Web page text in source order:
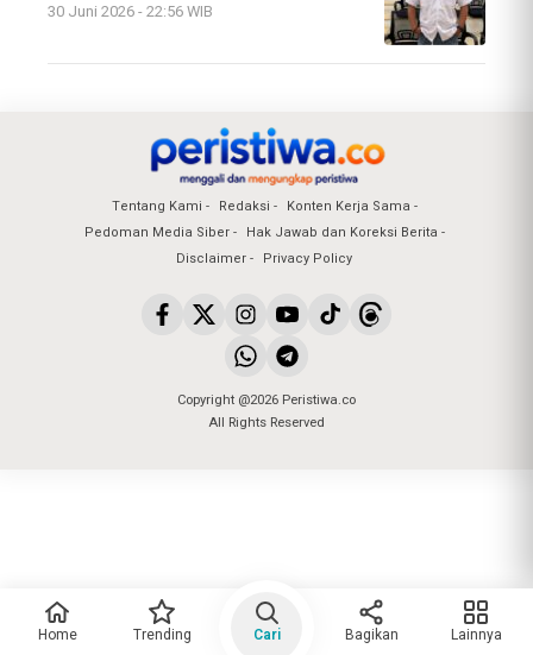
30 Juni 2026 - 22:56 WIB
Tentang Kami Redaksi
Konten Kerja Sama
Pedoman Media Siber
Hak Jawab dan Koreksi Berita
Disclaimer
Privacy Policy
Copyright @2026 Peristiwa.co
All Rights Reserved
Home Trending Cari Bagikan Lainnya